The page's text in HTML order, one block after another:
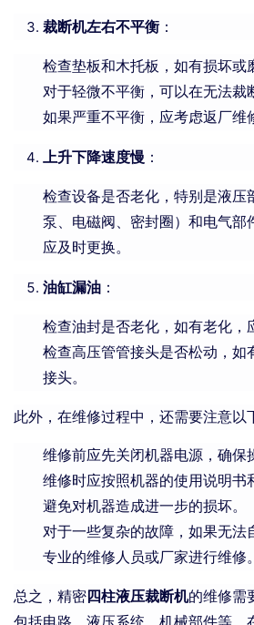
裁断机左右不平衡 ：
检查垫板和木托板，如有损坏或
对于轻微不平衡，可以在无法裁
如果严重不平衡，应考虑返厂维
上升下降速度慢 ：
检查设备是否老化，特别是液压
泵、电磁阀、密封圈）和电气部
应及时更换。
油缸漏油 ：
检查油封是否老化，如有老化，
检查高压管管接头是否松动，如
接头。
此外，在维修过程中，还需要注意以
维修前应先关闭机器电源，确保
维修时应按照机器的使用说明书
避免对机器造成进一步的损坏。
对于一些复杂的故障，如果无法
专业的维修人员或厂家进行维修。
总之，精密四柱液压裁断机的维修需